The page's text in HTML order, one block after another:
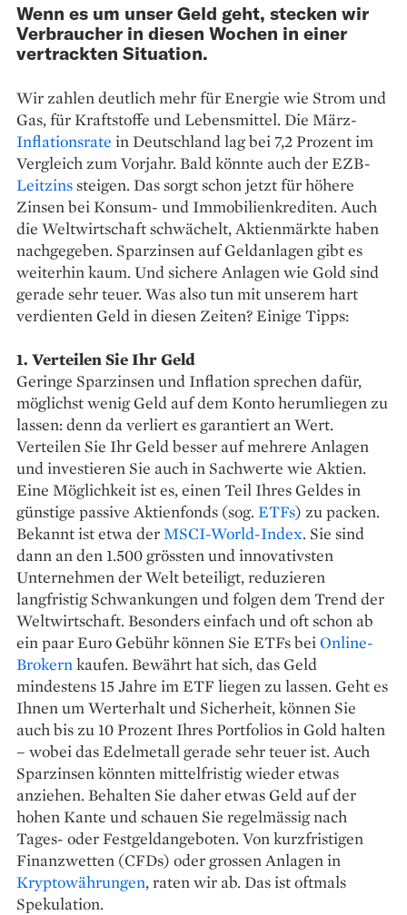
Wenn es um unser Geld geht, stecken wir
Verbraucher in diesen Wochen in einer
vertrackten Situation.
Wir zahlen deutlich mehr für Energie wie Strom und
Gas, für Kraftstoffe und Lebensmittel. Die März-
Inflationsrate in Deutschland lag bei 7,2 Prozent im
Vergleich zum Vorjahr. Bald könnte auch der EZB-
Leitzinssteigen. Das sorgt schon jetzt für höhere
Zinsen bei Konsum- und Immobilienkrediten. Auch
die Weltwirtschaft schwächelt, Aktienmärkte haben
nachgegeben. Sparzinsen auf Geldanlagen gibt es
weiterhin kaum. Und sichere Anlagen wie Gold sind
gerade sehr teuer. Was also tun mit unserem hart
verdienten Geld in diesen Zeiten? Einige Tipps:
1. Verteilen Sie Ihr Geld
Geringe Sparzinsen und Inflation sprechen dafür,
möglichst wenig Geld auf dem Konto herumliegen zu
lassen: denn da verliert es garantiert an Wert.
Verteilen Sie Ihr Geld besser auf mehrere Anlagen
und investieren Sie auch in Sachwerte wie Aktien.
Eine Möglichkeit ist es, einen Teil Ihres Geldes in
günstige passive Aktienfonds (sog. ETFs) zu packen.
Bekannt ist etwa der MSCI-World-Index. Sie sind
dann an den 1.500 grössten und innovativsten
Unternehmen der Welt beteiligt, reduzieren
langfristig Schwankungen und folgen dem Trend der
Weltwirtschaft. Besonders einfach und oft schon ab
ein paar Euro Gebühr können Sie ETFs beiOnline-
Brokernkaufen. Bewährt hat sich, das Geld
mindestens 15 Jahre im ETF liegen zu lassen. Geht es
Ihnen um Werterhalt und Sicherheit, können Sie
auch bis zu 10 Prozent Ihres Portfolios in Gold halten
– wobei das Edelmetall gerade sehr teuer ist. Auch
Sparzinsen könnten mittelfristig wieder etwas
anziehen. Behalten Sie daher etwas Geld auf der
hohen Kante und schauen Sie regelmässig nach
Tages- oder Festgeldangeboten. Von kurzfristigen
Finanzwetten (CFDs) oder grossen Anlagen in
Kryptowährungen, raten wir ab. Das ist oftmals
Spekulation.